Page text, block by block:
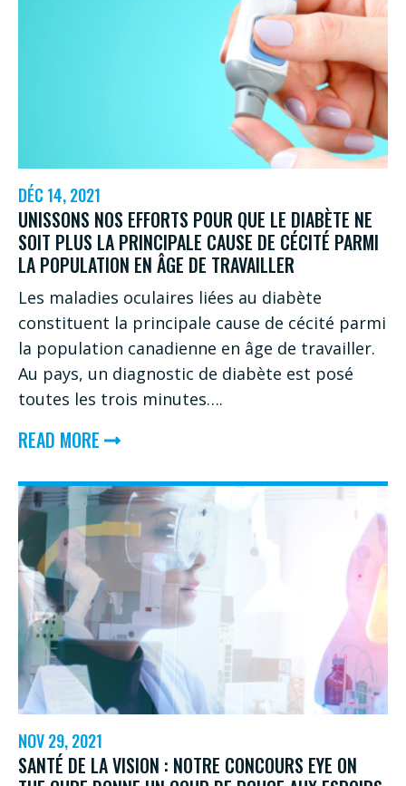
TRAITEMENT
QUI
SAUVE
LA
VUE
DÉC 14, 2021
UNISSONS NOS EFFORTS POUR QUE LE DIABÈTE NE
SOIT PLUS LA PRINCIPALE CAUSE DE CÉCITÉ PARMI
LA POPULATION EN ÂGE DE TRAVAILLER
Les maladies oculaires liées au diabète
constituent la principale cause de cécité parmi
la population canadienne en âge de travailler.
Au pays, un diagnostic de diabète est posé
toutes les trois minutes….
READ MORE ABOUT
NOS
EFFORTS
POUR
QUE
LE
DIABÈTE
SOIT
LA
NOV 29, 2021
SANTÉ DE LA VISION : NOTRE CONCOURS EYE ON